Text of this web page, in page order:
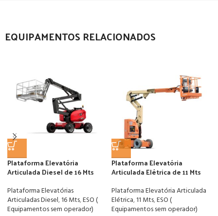
EQUIPAMENTOS RELACIONADOS
Plataforma Elevatória
Articulada Diesel de 16 Mts
Plataforma Elevatórias
Articuladas Diesel,16 Mts,ESO (
Equipamentos sem operador)
Plataforma Elevatória
Articulada Elétrica de 11 Mts
Plataforma Elevatória Articulada
Elétrica,11 Mts,ESO (
Equipamentos sem operador)